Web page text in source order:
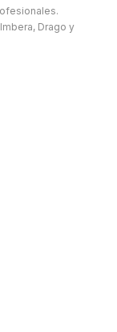
Drago y